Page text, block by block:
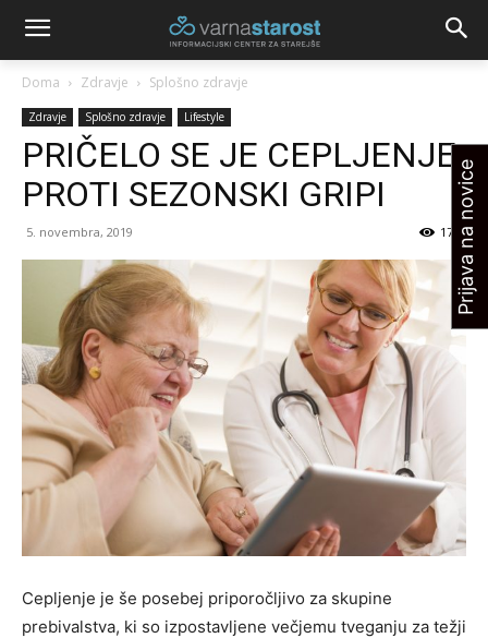
Doma Zdravje Splošno zdravje
Zdravje Splošno zdravje Lifestyle
PRIČELO SE JE CEPLJENJE
PROTI SEZONSKI GRIPI
5. novembra, 2019 1765
Cepljenje je še posebej priporočljivo za skupine
prebivalstva, ki so izpostavljene večjemu tveganju za težji
Prijava na novice